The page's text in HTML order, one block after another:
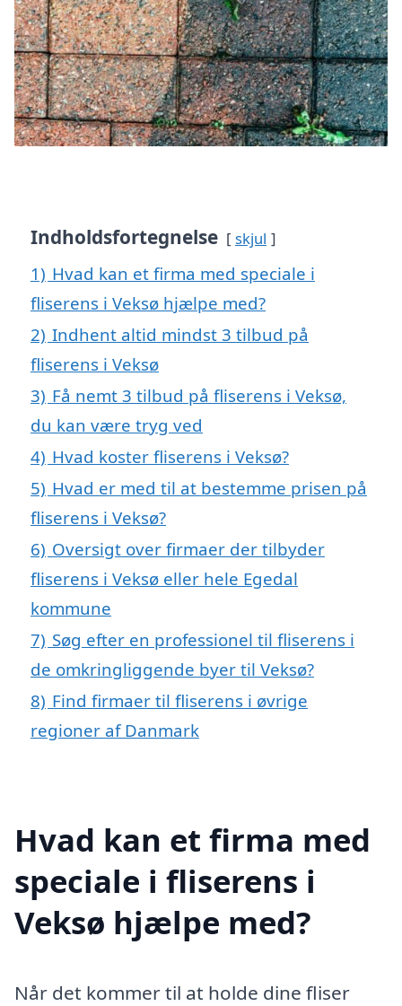
Indholdsfortegnelse skjul
1) Hvad kan et firma med speciale i
fliserens i Veksø hjælpe med?
2) Indhent altid mindst 3 tilbud på
fliserens i Veksø
3) Få nemt 3 tilbud på fliserens i Veksø,
du kan være tryg ved
4) Hvad koster fliserens i Veksø?
5) Hvad er med til at bestemme prisen på
fliserens i Veksø?
6) Oversigt over firmaer der tilbyder
fliserens i Veksø eller hele Egedal
kommune
7) Søg efter en professionel til fliserens i
de omkringliggende byer til Veksø?
8) Find firmaer til fliserens i øvrige
regioner af Danmark
Hvad kan et firma med
speciale i fliserens i
Veksø hjælpe med?
Når det kommer til at holde dine fliser